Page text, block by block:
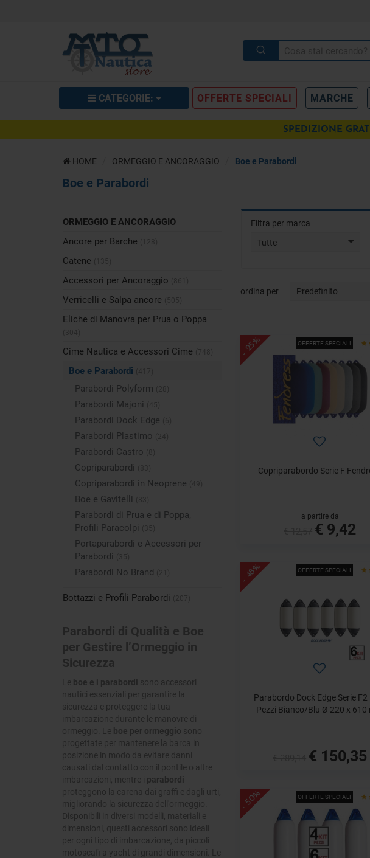
CATEGORIE: OFFERTE SPECIALI MARCHE
SPEDIZIONE
HOME ORMEGGIO E ANCORAGGIO Boe e Parabordi
Boe e Parabordi
ORMEGGIO E ANCORAGGIO
Ancore per Barche
Catene
Accessori per Ancoraggio
Verricelli e Salpa ancore
Eliche di Manovra per Prua o Poppa
Cime Nautica e Accessori Cime
Boe e Parabordi
Parabordi Polyform
Parabordi Majoni
Parabordi Dock Edge
Parabordi Plastimo
Parabordi Castro
Copriparabordi
Copriparabordi in Neoprene
Boe e Gavitelli
Parabordi di Prua e di Poppa,
Profili Paracolpi
Portaparabordi e Accessori per
Parabordi
Parabordi No Brand
Bottazzi e Profili Parabordi
Parabordi di Qualità e Boe
per Gestire l’Ormeggio in
Sicurezza
Le boe e i parabordi sono accessori
nautici essenziali per garantire la
sicurezza e proteggere la tua
imbarcazione durante le manovre di
ormeggio. Le boe per ormeggio sono
progettate per mantenere la barca in
posizione in modo da evitare danni
causati dal contatto con il pontile o altre
imbarcazioni, mentre i parabordi
proteggono la carena dai graffi e dagli urti,
migliorando la sicurezza dell'ormeggio.
Disponibili in diversi modelli, materiali e
dimensioni, questi accessori sono ideali
per ogni tipo di imbarcazione, da piccoli
motoscafi a yacht di grandi dimensioni. Le
Filtra per marca
Tutte
ordina per Predefinito
OFFERTE SPECIALI
- 25%
Copriparabordo Serie F
a partire da
€ 9,42
OFFERTE SPECIALI
- 48%
Parabordo Dock Edge Serie F2
Pezzi Bianco/Blu Ø 220 x 610
€ 150,35
OFFERTE SPECIALI
- 50%